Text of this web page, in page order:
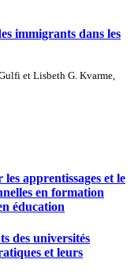
immigrants dans les
et Lisbeth G. Kvarme,
apprentissages et le
en formation
éducation
des universités
et leurs